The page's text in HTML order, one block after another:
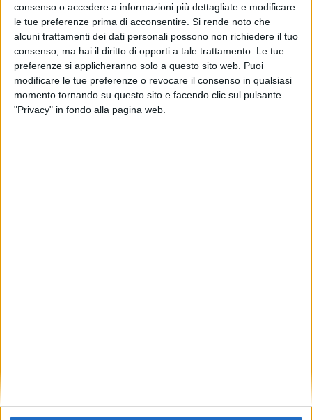
consenso o accedere a informazioni più dettagliate e modificare
le tue preferenze prima di acconsentire. Si rende noto che
alcuni trattamenti dei dati personali possono non richiedere il tuo
consenso, ma hai il diritto di opporti a tale trattamento. Le tue
preferenze si applicheranno solo a questo sito web. Puoi
modificare le tue preferenze o revocare il consenso in qualsiasi
momento tornando su questo sito e facendo clic sul pulsante
"Privacy" in fondo alla pagina web.
A Monaco si respira scarso
ottimismo per il cargo aereo
italiano
ITALIA 6 GIUGNO 2019